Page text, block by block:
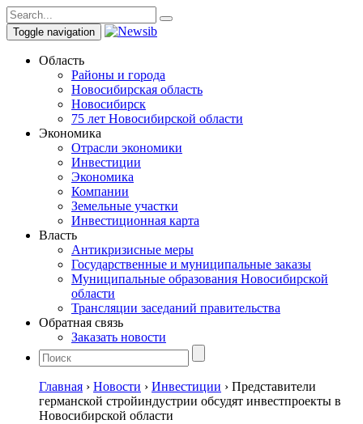
Toggle navigation
Область
Районы и города
Новосибирская область
Новосибирск
75 лет Новосибирской области
Экономика
Отрасли экономики
Инвестиции
Экономика
Компании
Земельные участки
Инвестиционная карта
Власть
Антикризисные меры
Государственные и муниципальные заказы
Муниципальные образования Новосибирской
области
Трансляции заседаний правительства
Обратная связь
Заказать новости
Главная › Новости › Инвестиции › Представители
германской стройиндустрии обсудят инвестпроекты в
Новосибирской области